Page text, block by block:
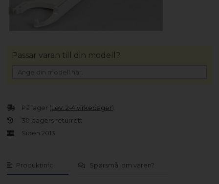
Produktinfo Spørsmål om varen?
På lager (Lev. 2-4 virkedager).
30 dagers returrett
Siden 2013
Passar varan till din modell?